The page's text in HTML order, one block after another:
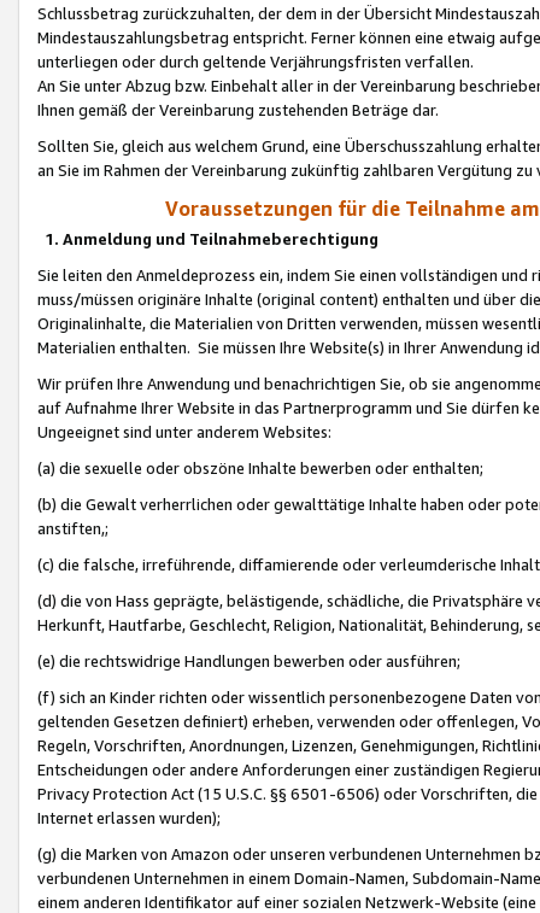
Schlussbetrag zurückzuhalten, der dem in der Übersicht
Mindestauszahlungsbetrag entspricht. Ferner können eine etwaig
unterliegen oder durch geltende Verjährungsfristen verfallen.
An Sie unter Abzug bzw. Einbehalt aller in der Vereinbarung
Ihnen gemäß der Vereinbarung zustehenden Beträge dar.
Sollten Sie, gleich aus welchem Grund, eine Überschusszahlung
an Sie im Rahmen der Vereinbarung zukünftig zahlbaren Vergütung zu
Voraussetzungen für die Teilnahme
1. Anmeldung und Teilnahmeberechtigung
Sie leiten den Anmeldeprozess ein, indem Sie einen vollständigen
muss/müssen originäre Inhalte (original content) enthalten und über
Originalinhalte, die Materialien von Dritten verwenden, müssen
Materialien enthalten. Sie müssen Ihre Website(s) in Ihrer Anwendung
Wir prüfen Ihre Anwendung und benachrichtigen Sie, ob sie
auf Aufnahme Ihrer Website in das Partnerprogramm und Sie dürfen
Ungeeignet sind unter anderem Websites:
(a) die sexuelle oder obszöne Inhalte bewerben oder enthalten;
(b) die Gewalt verherrlichen oder gewalttätige Inhalte haben oder
anstiften,;
(c) die falsche, irreführende, diffamierende oder verleumderische
(d) die von Hass geprägte, belästigende, schädliche, die Privatsphäre
Herkunft, Hautfarbe, Geschlecht, Religion, Nationalität, Behinderung,
(e) die rechtswidrige Handlungen bewerben oder ausführen;
(f) sich an Kinder richten oder wissentlich personenbezogene Daten
geltenden Gesetzen definiert) erheben, verwenden oder offenlegen,
Regeln, Vorschriften, Anordnungen, Lizenzen, Genehmigungen,
Entscheidungen oder andere Anforderungen einer zuständigen
Privacy Protection Act (15 U.S.C. §§ 6501-6506) oder Vorschriften,
Internet erlassen wurden);
(g) die Marken von Amazon oder unseren verbundenen Unternehmen
verbundenen Unternehmen in einem Domain-Namen, Subdomain-
einem anderen Identifikator auf einer sozialen Netzwerk-Website